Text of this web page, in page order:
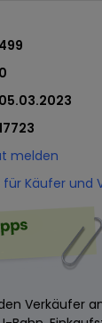
499
0
05.03.2023
melden
Käufer und
Verkäufer